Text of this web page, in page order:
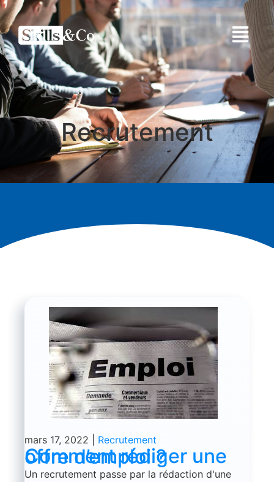
Recrutement
mars 17, 2022 Recrutement
Comment rédiger une offre d’emploi ?
Un recrutement passe par la rédaction d'une